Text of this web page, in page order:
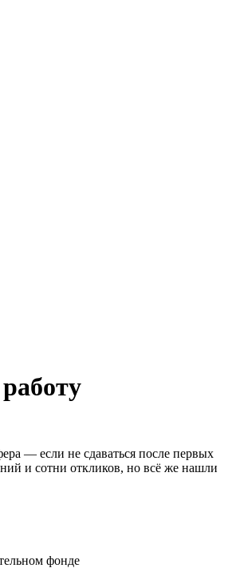
— если не сдаваться после первых
и сотни откликов, но всё же нашли